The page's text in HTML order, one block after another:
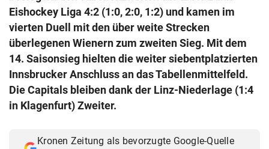
© Krone Multimedia GmbH & Co KG 2026
Muthgasse 2, 1190 Wien
Eishockey Liga 4:2 (1:0, 2:0, 1:2) und kamen im
vierten Duell mit den über weite Strecken
überlegenen Wienern zum zweiten Sieg. Mit dem
14. Saisonsieg hielten die weiter siebentplatzierten
Innsbrucker Anschluss an das Tabellenmittelfeld.
Die Capitals bleiben dank der Linz-Niederlage (1:4
in Klagenfurt) Zweiter.
Kronen Zeitung als bevorzugte Google-Quelle